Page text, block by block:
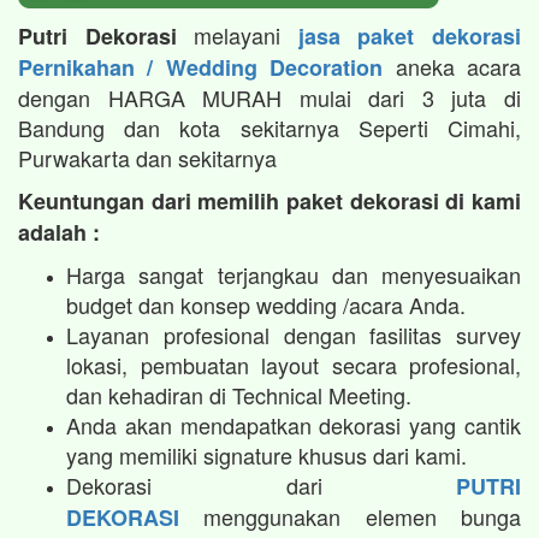
Putri Dekorasi melayani jasa paket dekorasi
Pernikahan / Wedding Decoration aneka acara
dengan HARGA MURAH mulai dari 3 juta di
Bandung dan kota sekitarnya Seperti Cimahi,
Purwakarta dan sekitarnya
Keuntungan dari memilih paket dekorasi di kami
adalah :
Harga sangat terjangkau dan menyesuaikan
budget dan konsep wedding /acara Anda.
Layanan profesional dengan fasilitas survey
lokasi, pembuatan layout secara profesional,
dan kehadiran di Technical Meeting.
Anda akan mendapatkan dekorasi yang cantik
yang memiliki signature khusus dari kami.
Dekorasi dari PUTRI
DEKORASI menggunakan elemen bunga